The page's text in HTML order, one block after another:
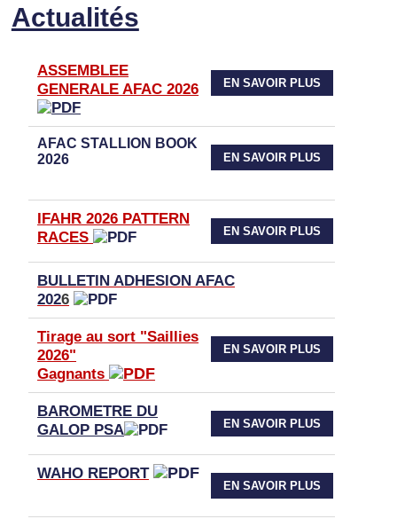
Actualités
ASSEMBLEE
GENERALE AFAC 2026
EN SAVOIR PLUS
AFAC STALLION BOOK
2026
EN SAVOIR PLUS
IFAHR 2026 PATTERN
RACES
EN SAVOIR PLUS
BULLETIN ADHESION AFAC
2026
Tirage au sort "Saillies
2026"
Gagnants
EN SAVOIR PLUS
BAROMETRE DU
GALOP PSA
EN SAVOIR PLUS
WAHO REPORT
EN SAVOIR PLUS